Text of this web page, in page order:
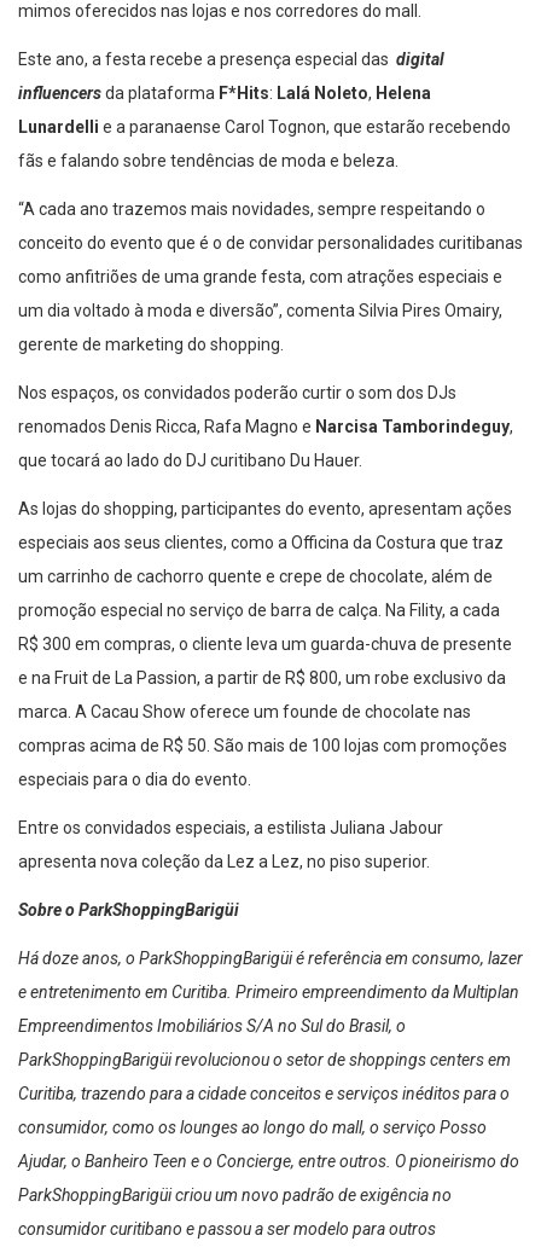
mimos oferecidos nas lojas e nos corredores do mall.
Este ano, a festa recebe a presença especial das digital
influencersda plataforma F*Hits: Lalá Noleto, Helena
Lunardelli e a paranaense Carol Tognon, que estarão recebendo
fãs e falando sobre tendências de moda e beleza.
“A cada ano trazemos mais novidades, sempre respeitando o
conceito do evento que é o de convidar personalidades curitibanas
como anfitriões de uma grande festa, com atrações especiais e
um dia voltado à moda e diversão”, comenta Silvia Pires Omairy,
gerente de marketing do shopping.
Nos espaços, os convidados poderão curtir o som dos DJs
renomados Denis Ricca, Rafa Magno e Narcisa Tamborindeguy,
que tocará ao lado do DJ curitibano Du Hauer.
As lojas do shopping, participantes do evento, apresentam ações
especiais aos seus clientes, como a Officina da Costura que traz
um carrinho de cachorro quente e crepe de chocolate, além de
promoção especial no serviço de barra de calça. Na Fility, a cada
R$ 300 em compras, o cliente leva um guarda-chuva de presente
e na Fruit de La Passion, a partir de R$ 800, um robe exclusivo da
marca. A Cacau Show oferece um founde de chocolate nas
compras acima de R$ 50. São mais de 100 lojas com promoções
especiais para o dia do evento.
Entre os convidados especiais, a estilista Juliana Jabour
apresenta nova coleção da Lez a Lez, no piso superior.
Sobre o ParkShoppingBarigüi
Há doze anos, o ParkShoppingBarigüi é referência em consumo, lazer
e entretenimento em Curitiba. Primeiro empreendimento da Multiplan
Empreendimentos Imobiliários S/A no Sul do Brasil, o
ParkShoppingBarigüi revolucionou o setor de shoppings centers em
Curitiba, trazendo para a cidade conceitos e serviços inéditos para o
consumidor, como os lounges ao longo do mall, o serviço Posso
Ajudar, o Banheiro Teen e o Concierge, entre outros. O pioneirismo do
ParkShoppingBarigüi criou um novo padrão de exigência no
consumidor curitibano e passou a ser modelo para outros